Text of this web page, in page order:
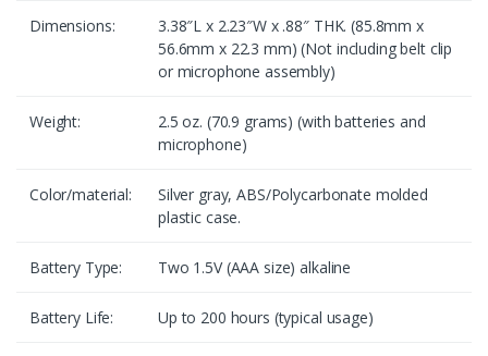
Dimensions:
3.38″L x 2.23″W x .88″ THK. (85.8mm x
56.6mm x 22.3 mm) (Not including belt clip
or microphone assembly)
Weight:
2.5 oz. (70.9 grams) (with batteries and
microphone)
Color/material:
Silver gray, ABS/Polycarbonate molded
plastic case.
Battery Type: Two 1.5V (AAA size) alkaline
Battery Life: Up to 200 hours (typical usage)